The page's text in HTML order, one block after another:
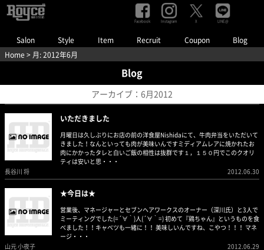
Salon Style Item Recruit Coupon Blog
Facebook Instagram X LINE@
Home > 月: 2012年6月
Blog
アーカイブ：6月2012
いただきました
月曜日は久しぶりにお店の前の洋食屋Nishidaにて、牛肉弁当をいただいて
きました！なんといっても肉が美味いんですミディアムレアに焼かれたお
肉にかかったタレと白いご飯の相性は抜群です１，１５０円でこのクオリ
ティは安いと思・・・
長谷川 将
2012.06.30
★今日は★
営業後、マネージャーとセブンヘアワークスのオーナー（深川氏）と3人で
ミーティングでした(=´∀｀)人(´∀｀=) 初めて『鶏ちゃん』というものを食
べました！！キャベツも一緒に！！ 美味しいんですね、こやつ！！！ マネ
ージ・・・
山元 小夜子
2012.06.29